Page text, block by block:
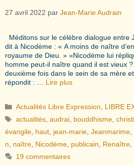
27 avril 2022 par Jean-Marie Audrain
Méditons sur le célèbre dialogue
dit à Nicodème : « A moins de naître
royaume de Dieu. » »Nicodème lui
homme peut-il naître quand il est vieux
deuxième fois dans le sein de sa mère
répondit : … Lire plus
Catégories
Actualités Libre Expression
LIBRE
Étiquettes
actualités ,audrai bouddhisme ,
évangile haut jean-marie Jeanmarime
n
naître Nicodème publicain Renaître
19 commentaires